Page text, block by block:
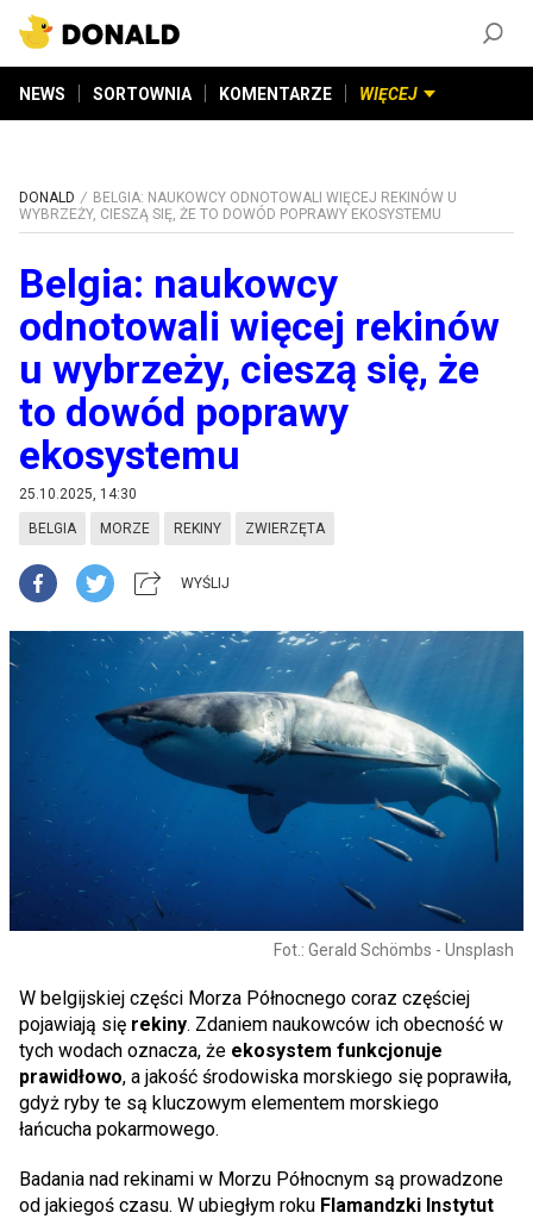
NEWS SORTOWNIA KOMENTARZE WIĘCEJ
DONALD
BELGIA: NAUKOWCY ODNOTOWALI WIĘCEJ REKINÓW U
WYBRZEŻY, CIESZĄ SIĘ, ŻE TO DOWÓD POPRAWY EKOSYSTEMU
Belgia: naukowcy
odnotowali więcej rekinów
u wybrzeży, cieszą się, że
to dowód poprawy
ekosystemu
25.10.2025, 14:30
BELGIA MORZE REKINY ZWIERZĘTA
WYŚLIJ
Fot.: Gerald Schömbs - Unsplash
W belgijskiej części Morza Północnego coraz częściej
pojawiają się rekiny. Zdaniem naukowców ich obecność w
tych wodach oznacza, że ekosystem funkcjonuje
prawidłowo, a jakość środowiska morskiego się poprawiła,
gdyż ryby te są kluczowym elementem morskiego
łańcucha pokarmowego.
Badania nad rekinami w Morzu Północnym są prowadzone
od jakiegoś czasu. W ubiegłym roku Flamandzki Instytut